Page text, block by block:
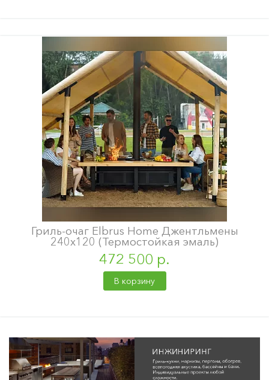
Гриль-очаг Elbrus Home Джентльмены
240х120 (Термостойкая эмаль)
472 500 р.
В корзину